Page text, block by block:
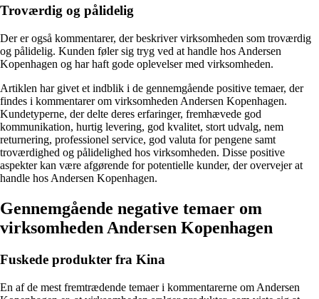
Troværdig og pålidelig
Der er også kommentarer, der beskriver virksomheden som troværdig
og pålidelig. Kunden føler sig tryg ved at handle hos Andersen
Kopenhagen og har haft gode oplevelser med virksomheden.
Artiklen har givet et indblik i de gennemgående positive temaer, der
findes i kommentarer om virksomheden Andersen Kopenhagen.
Kundetyperne, der delte deres erfaringer, fremhævede god
kommunikation, hurtig levering, god kvalitet, stort udvalg, nem
returnering, professionel service, god valuta for pengene samt
troværdighed og pålidelighed hos virksomheden. Disse positive
aspekter kan være afgørende for potentielle kunder, der overvejer at
handle hos Andersen Kopenhagen.
Gennemgående negative temaer om
virksomheden Andersen Kopenhagen
Fuskede produkter fra Kina
En af de mest fremtrædende temaer i kommentarerne om Andersen